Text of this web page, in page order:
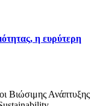
η ευρύτερη
Βιώσιμης Ανάπτυξης